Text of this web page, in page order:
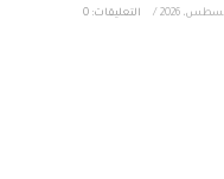
/ التعليقات: 0